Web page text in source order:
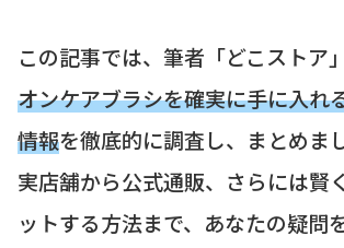
この記事では、筆者「どこストア
オンケアブラシを確実に手に入れ
情報を徹底的に調査し、まとめま
実店舗から公式通販、さらには賢
ットする方法まで、あなたの疑問